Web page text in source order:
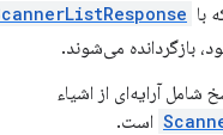
بازگردانده می‌شوند.
شامل آرایه‌ای از اشیاء
است.